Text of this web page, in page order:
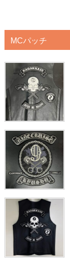
MCパッチ